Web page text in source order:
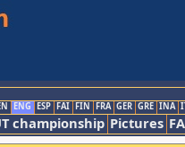
ENG ESP FAI FIN FRA GER GRE INA
championship Pictures